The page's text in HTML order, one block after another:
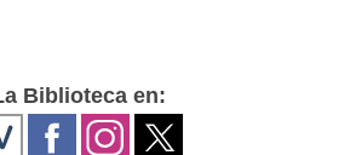
Biblioteca en: